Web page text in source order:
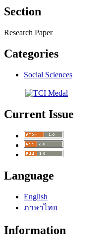
Section
Research Paper
Categories
Social Sciences
Current Issue
Language
English
ภาษาไทย
Information